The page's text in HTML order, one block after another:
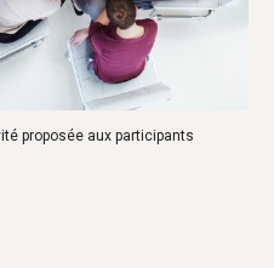
proposée aux participants